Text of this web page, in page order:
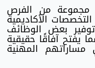
مجموعة من الفرص
الأكاديمية
بعض الوظائف
يفتح آفاقًا حقيقية
مساراتهم المهنية